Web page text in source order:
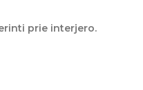
prie interjero.